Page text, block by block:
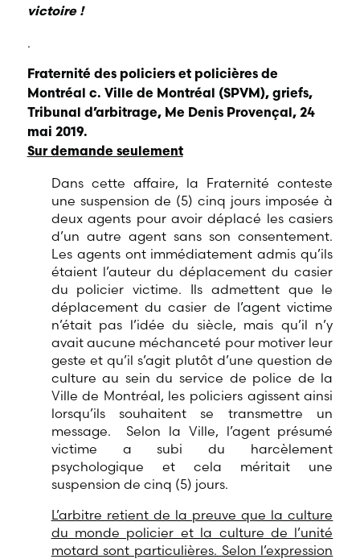
victoire !
.
Fraternité des policiers et policières de
Montréal c. Ville de Montréal (SPVM), griefs,
Tribunal d’arbitrage, Me Denis Provençal, 24
mai 2019.
Sur demande seulement
Dans cette affaire, la Fraternité conteste
une suspension de (5) cinq jours imposée à
deux agents pour avoir déplacé les casiers
d’un autre agent sans son consentement.
Les agents ont immédiatement admis qu’ils
étaient l’auteur du déplacement du casier
du policier victime. Ils admettent que le
déplacement du casier de l’agent victime
n’était pas l’idée du siècle, mais qu’il n’y
avait aucune méchanceté pour motiver leur
geste et qu’il s’agit plutôt d’une question de
culture au sein du service de police de la
Ville de Montréal, les policiers agissent ainsi
lorsqu’ils souhaitent se transmettre un
message. Selon la Ville, l’agent présumé
victime a subi du harcèlement
psychologique et cela méritait une
suspension de cinq (5) jours.
L’arbitre retient de la preuve que la culture
du monde policier et la culture de l’unité
motard sont particulières. Selon l’expression